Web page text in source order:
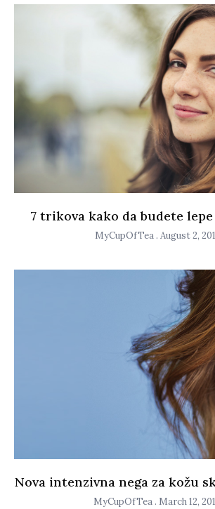
7 trikova kako da budete lepe
MyCupOfTea August 2,
Nova intenzivna nega za kožu
MyCupOfTea March 12,